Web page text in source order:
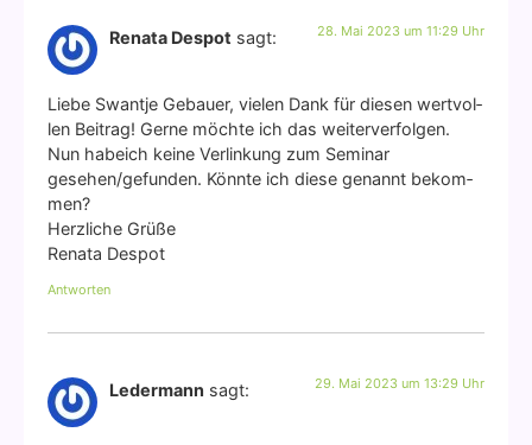
Renata Despot sagt: 28. Mai 2023 um 11:29 Uhr
Lie­be Swant­je Gebau­er, vie­len Dank für die­sen wert­vol­
len Bei­trag! Ger­ne möch­te ich das wei­ter­ver­fol­gen.
Nun hab­eich kei­ne Ver­lin­kung zum Semi­nar
gesehen/gefunden. Könn­te ich die­se genannt bekom­
men?
Herz­li­che Grü­ße
Rena­ta Des­pot
Antworten
Ledermann sagt: 29. Mai 2023 um 13:29 Uhr